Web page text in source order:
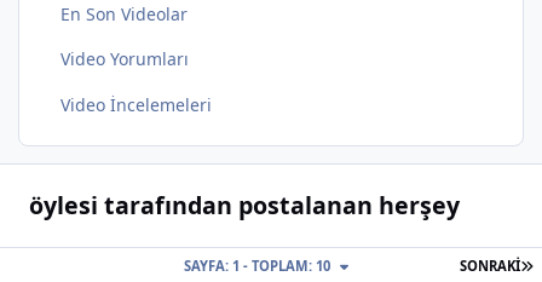
En Son Videolar
Video Yorumları
Video İncelemeleri
öylesi tarafından postalanan herşey
SONRAKI
SAYFA: 1 - TOPLAM: 10